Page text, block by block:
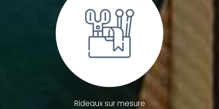
Rideaux sur mesure